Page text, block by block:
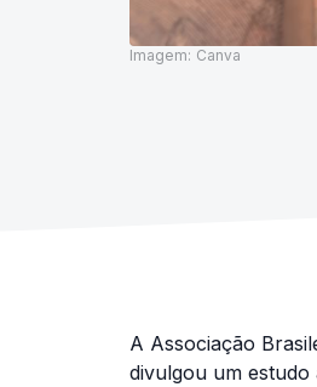
Imagem: Canva
A Associação
divulgou um estudo